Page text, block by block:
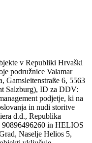
v Republiki Hrvaški
podružnice Valamar
Gamsleitenstraße 6, 5563
Salzburg), ID za DDV:
podjetje, ki na
in nudi storitve
d.d., Republika
in HELIOS
Naselje Helios 5,